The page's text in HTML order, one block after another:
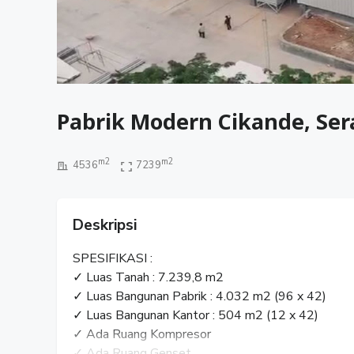
Pabrik Modern Cikande,
4536m2 7239m2
Deskripsi
SPESIFIKASI :
✓ Luas Tanah : 7.239,8 m2
✓ Luas Bangunan Pabrik : 4.032 m2 (96 x 42)
✓ Luas Bangunan Kantor : 504 m2 (12 x 42)
✓ Ada Ruang Kompresor